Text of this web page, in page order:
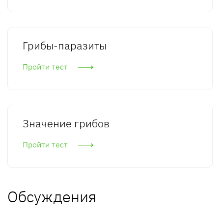
Грибы-паразиты
Пройти тест
Значение грибов
Пройти тест
Обсуждения